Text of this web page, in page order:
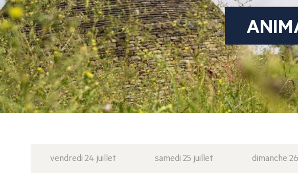
vendredi 24 juillet samedi 25 juillet dimanche